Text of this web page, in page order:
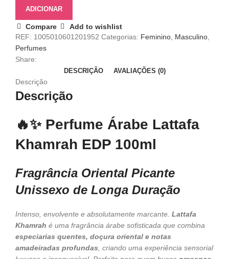
Lattafa
EDP
100ml
–
Fragrância
Picante
Unissexo
Longa
Duração
ADICIONAR
Compare
Add to wishlist
REF: 1005010601201952 Categorias: Feminino, Masculino,
Perfumes
Share:
DESCRIÇÃO AVALIAÇÕES (0)
Descrição
Descrição
🔥✨ Perfume Árabe Lattafa
Khamrah EDP 100ml
Fragrância Oriental Picante
Unissexo de Longa Duração
Intenso, envolvente e absolutamente marcante. Lattafa
Khamrah é uma fragrância árabe sofisticada que combina
especiarias quentes, doçura oriental e notas
amadeiradas profundas, criando uma experiência sensorial